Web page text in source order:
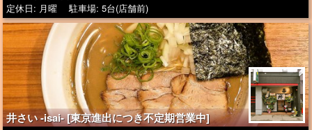
定休日: 月曜 駐車場: 5台(店舗前)
井さい -isai- [東京進出につき不定期営業中]